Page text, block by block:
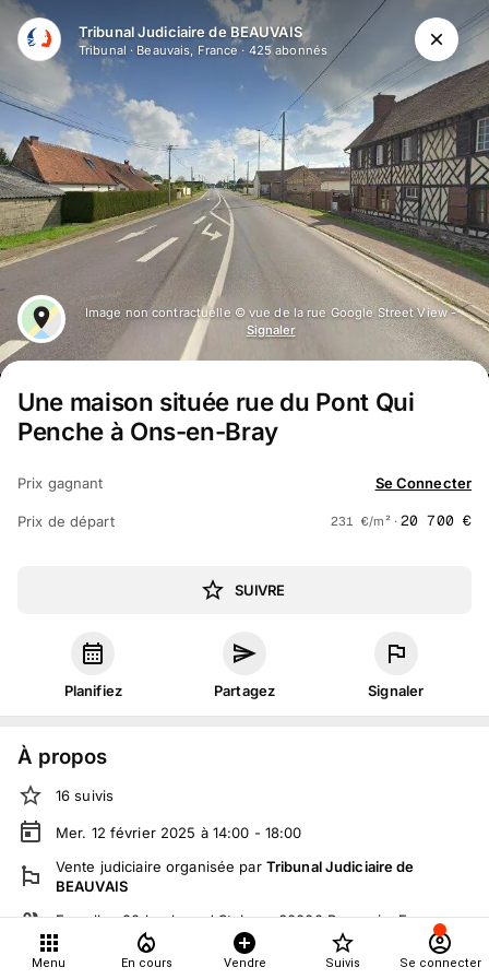
Aller au contenu principal
Tribunal Judiciaire de BEAUVAIS
Tribunal · Beauvais, France · 425 abonnés
Image non contractuelle © vue de la rue Google Street View -
Signaler
Une maison située rue du Pont Qui
Penche à Ons-en-Bray
Prix gagnant Se Connecter
Prix de départ 231 €/m² ·20 700 €
SUIVRE
Planifiez Partagez Signaler
À propos
16 suivis
Mer. 12 février 2025 à 14:00 - 18:00
Vente judiciaire organisée par Tribunal Judiciaire de
BEAUVAIS
En salle :20 boulevard St Jean, 60000 Beauvais, France
Tout le monde peut participer
Menu En cours Vendre Suivis Se connecter